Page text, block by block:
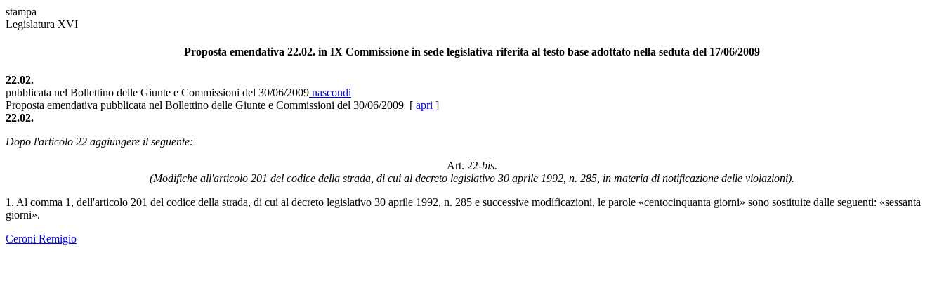
stampa
Legislatura XVI
Proposta emendativa 22.02. in IX Commissione in sede legislativa riferita al testo base adottato nella seduta del 17/06/2009
22.02.
pubblicata nel Bollettino delle Giunte e Commissioni del 30/06/2009 nascondi
Proposta emendativa pubblicata nel Bollettino delle Giunte e Commissioni del 30/06/2009 [ apri ]
22.02.
Dopo l'articolo 22 aggiungere il seguente:
Art. 22-bis.
(Modifiche all'articolo 201 del codice della strada, di cui al decreto legislativo 30 aprile 1992, n. 285, in materia di notificazione delle violazioni).
1. Al comma 1, dell'articolo 201 del codice della strada, di cui al decreto legislativo 30 aprile 1992, n. 285 e successive modificazioni, le parole «centocinquanta giorni» sono sostituite dalle seguenti: «sessanta
giorni».
Ceroni Remigio